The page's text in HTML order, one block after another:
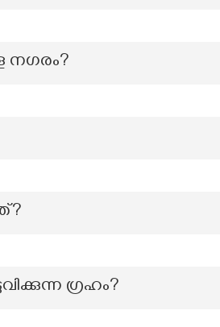
നഗരം?
ഗ്രഹം?